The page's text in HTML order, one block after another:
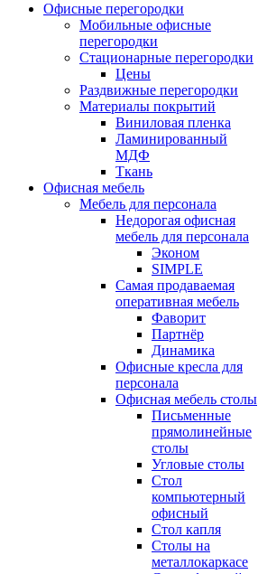
Офисные перегородки
Мобильные офисные
перегородки
Стационарные перегородки
Цены
Раздвижные перегородки
Материалы покрытий
Виниловая пленка
Ламинированный
МДФ
Ткань
Офисная мебель
Мебель для персонала
Недорогая офисная
мебель для персонала
Эконом
SIMPLE
Самая продаваемая
оперативная мебель
Фаворит
Партнёр
Динамика
Офисные кресла для
персонала
Офисная мебель столы
Письменные
прямолинейные
столы
Угловые столы
Стол
компьютерный
офисный
Стол капля
Столы на
металлокаркасе